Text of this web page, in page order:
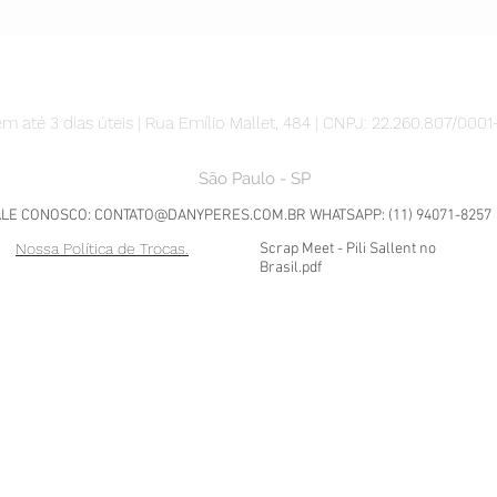
até 3 dias úteis | Rua Emílio Mallet, 484 | CNPJ: 22.260.807/
São Paulo - SP
CONOSCO: CONTATO@DANYPERES.COM.BR WHATSAPP: (11) 94071-8257
Nossa Política de Trocas.
Scrap Meet - Pili Sallent no
Brasil.pdf